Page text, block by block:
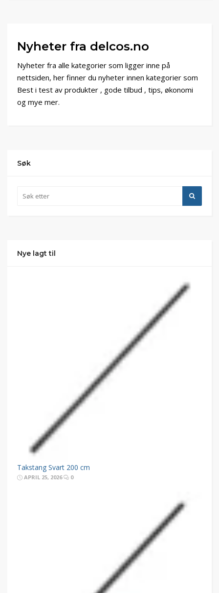
Nyheter fra delcos.no
Nyheter fra alle kategorier som ligger inne på
nettsiden, her finner du nyheter innen kategorier som
Best i test av produkter , gode tilbud , tips, økonomi
og mye mer.
Søk
Nye lagt til
Takstang Svart 200 cm
APRIL 25, 2026 0